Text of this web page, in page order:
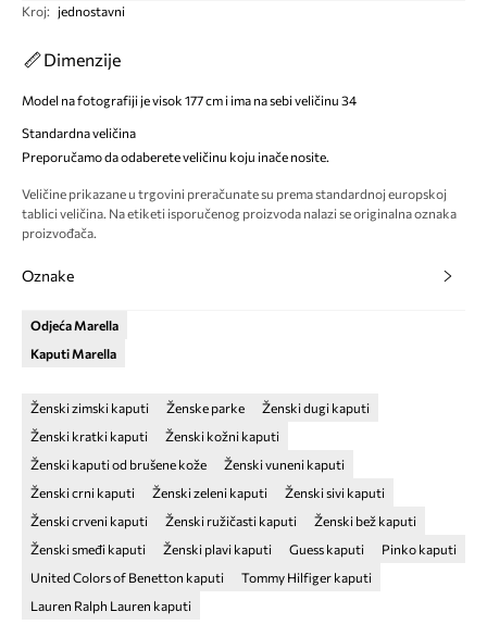
Kroj: jednostavni
Dimenzije
Model na fotografiji je visok 177 cm i ima na sebi veličinu 34
Standardna veličina
Preporučamo da odaberete veličinu koju inače nosite.
Veličine prikazane u trgovini preračunate su prema standardnoj europskoj
tablici veličina. Na etiketi isporučenog proizvoda nalazi se originalna oznaka
proizvođača.
Oznake
Odjeća Marella
Kaputi Marella
Ženski zimski kaputi Ženske parke
Ženski dugi kaputi
Ženski kratki kaputi
Ženski kožni kaputi
Ženski kaputi od brušene kože
Ženski vuneni kaputi
Ženski crni kaputi
Ženski zeleni kaputi
Ženski sivi kaputi
Ženski crveni kaputi
Ženski ružičasti kaputi
Ženski bež kaputi
Ženski smeđi kaputi
Ženski plavi kaputi Guess kaputi
Pinko kaputi
United Colors of Benetton kaputi
Tommy Hilfiger kaputi
Lauren Ralph Lauren kaputi